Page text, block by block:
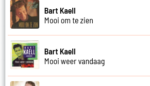
Bart Kaell
Mooi om te zien
Bart Kaell
Mooi weer vandaag